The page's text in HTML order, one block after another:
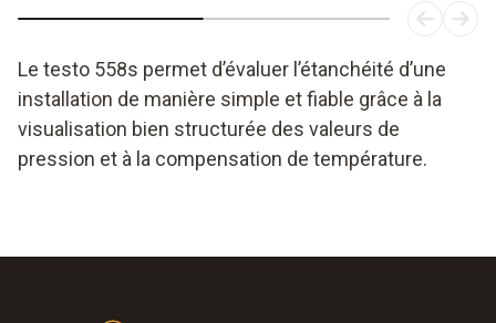
Le testo 558s permet d’évaluer l’étanchéité d’une
installation de manière simple et fiable grâce à la
visualisation bien structurée des valeurs de
pression et à la compensation de température.